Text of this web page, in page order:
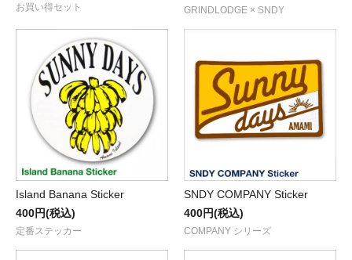
お買い得セット GRINDLODGE × SNDY
Island Banana Sticker
400円(税込)
定番ステッカー
SNDY COMPANY Sticker
400円(税込)
COMPANY シリーズ